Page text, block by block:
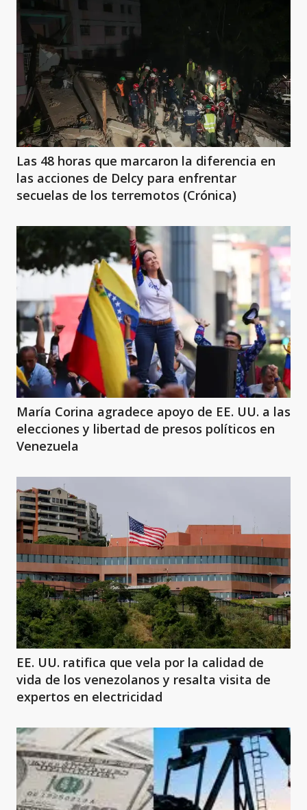
Las 48 horas que marcaron la diferencia en
las acciones de Delcy para enfrentar
secuelas de los terremotos (Crónica)
María Corina agradece apoyo de EE. UU. a las
elecciones y libertad de presos políticos en
Venezuela
EE. UU. ratifica que vela por la calidad de
vida de los venezolanos y resalta visita de
expertos en electricidad